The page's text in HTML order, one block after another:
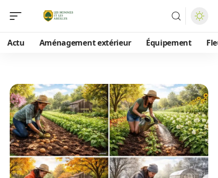
Actu Aménagement extérieur Équipement